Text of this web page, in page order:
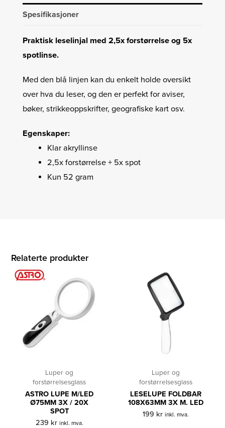
Spesifikasjoner
Praktisk leselinjal med 2,5x forstørrelse og 5x
spotlinse.
Med den blå linjen kan du enkelt holde oversikt
over hva du leser, og den er perfekt for aviser,
bøker, strikkeoppskrifter, geografiske kart osv.
Egenskaper:
Klar akryllinse
2,5x forstørrelse + 5x spot
Kun 52 gram
Relaterte produkter
Luper og
forstørrelsesglass
ASTRO LUPE M/LED
Ø75MM 3X / 20X
SPOT
239 kr inkl. mva.
Luper og
forstørrelsesglass
LESELUPE FOLDBAR
108X63MM 3X M. LED
199 kr inkl. mva.